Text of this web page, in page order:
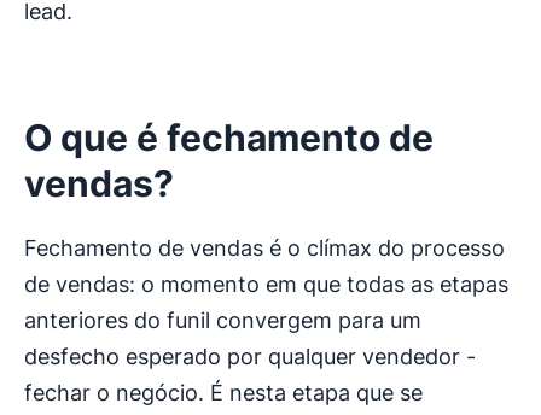
lead.
O que é fechamento de
vendas?
Fechamento de vendas é o clímax do processo
de vendas: o momento em que todas as etapas
anteriores do funil convergem para um
desfecho esperado por qualquer vendedor -
fechar o negócio. É nesta etapa que se